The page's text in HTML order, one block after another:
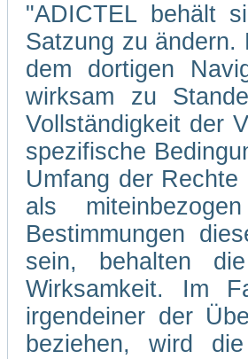
"ADICTEL behält
Satzung zu ändern.
dem dortigen
wirksam zu
Vollständigkeit der
spezifische
Umfang der
als
Bestimmungen
sein, behalten
Wirksamkeit. Im
irgendeiner der
beziehen, wird